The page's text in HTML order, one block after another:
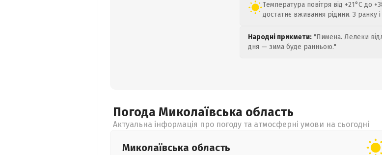
Температура повітря від +21°C до
достатнє вживання рідини. З ранку
Народні прикмети: "Пимена. Лелеки
дня — зима буде ранньою."
Погода Миколаївська область
Актуальна інформація про погоду та атмосферні умови на сьогодні
Миколаївська область